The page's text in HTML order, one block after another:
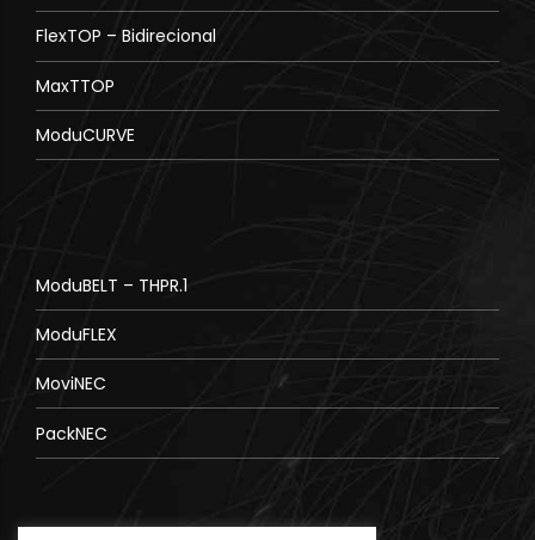
FlexTOP – Bidirecional
MaxTTOP
ModuCURVE
ModuBELT – THPR.1
ModuFLEX
MoviNEC
PackNEC